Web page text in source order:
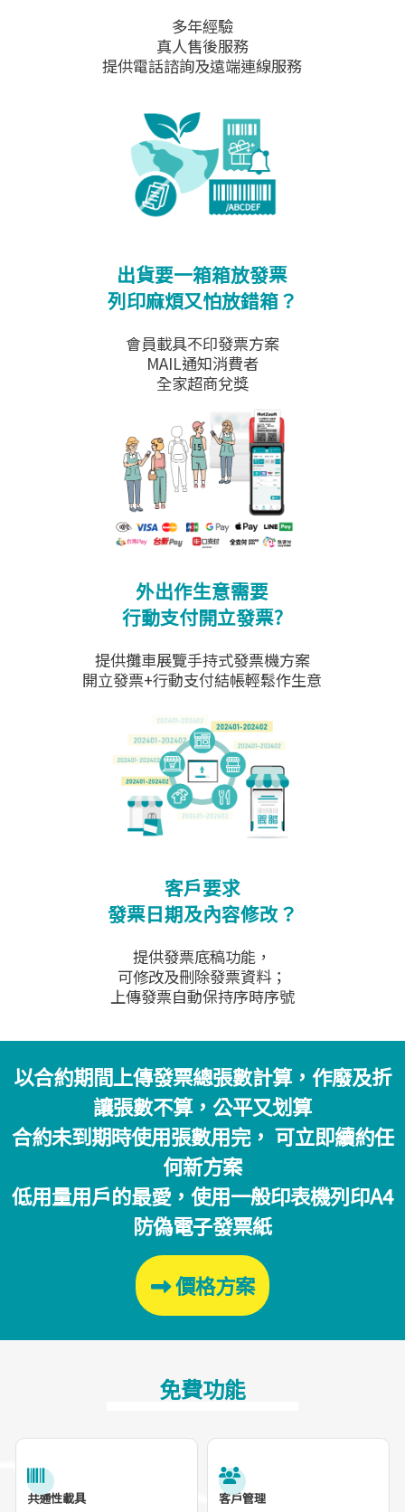
多年經驗
真人售後服務
提供電話諮詢及遠端連線服務
出貨要一箱箱放發票
列印麻煩又怕放錯箱？
會員載具不印發票方案
MAIL通知消費者
全家超商兌獎
外出作生意需要
行動支付開立發票?
提供攤車展覽手持式發票機方案
開立發票+行動支付結帳輕鬆作生意
客戶要求
發票日期及內容修改？
提供發票底稿功能，
可修改及刪除發票資料；
上傳發票自動保持序時序號
以合約期間上傳發票總張數計算，作廢及折
讓張數不算，公平又划算
合約未到期時使用張數用完， 可立即續約任
何新方案
低用量用戶的最愛，使用一般印表機列印A4
防偽電子發票紙
價格方案
免費功能
共通性載具 客戶管理